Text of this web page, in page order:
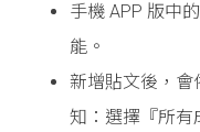
手機 APP 版中
能。
新增貼文後，會
知：選擇『所有